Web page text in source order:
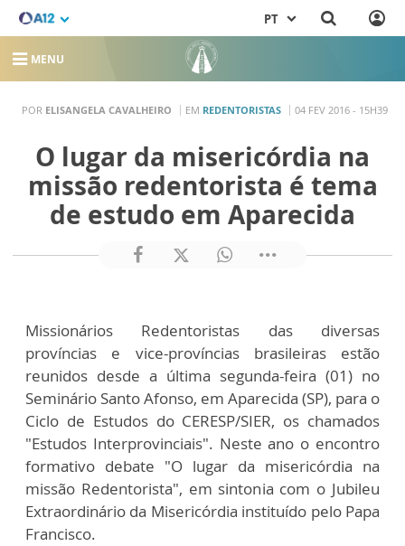
PT
MENU
POR ELISANGELA CAVALHEIRO EM REDENTORISTAS 04 FEV 2016 - 15H39
O lugar da misericórdia na
missão redentorista é tema
de estudo em Aparecida
Missionários Redentoristas das diversas
províncias e vice-províncias brasileiras estão
reunidos desde a última segunda-feira (01) no
Seminário Santo Afonso, em Aparecida (SP), para o
Ciclo de Estudos do CERESP/SIER, os chamados
"Estudos Interprovinciais". Neste ano o encontro
formativo debate "O lugar da misericórdia na
missão Redentorista", em sintonia com o Jubileu
Extraordinário da Misericórdia instituído pelo Papa
Francisco.